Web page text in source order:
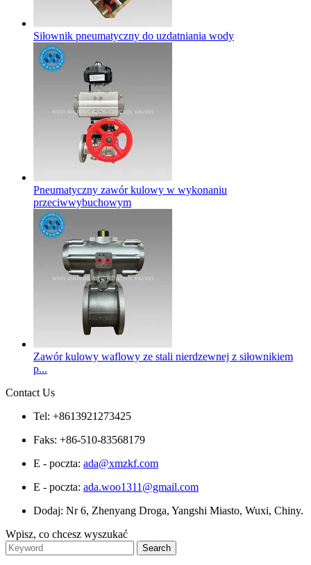
Siłownik pneumatyczny do uzdatniania wody
Pneumatyczny zawór kulowy w wykonaniu
przeciwwybuchowym
Zawór kulowy waflowy ze stali nierdzewnej z siłownikiem
p...
Contact Us
Tel: +8613921273425
Faks: +86-510-83568179
E - poczta: ada@xmzkf.com
E - poczta: ada.woo1311@gmail.com
Dodaj: Nr 6, Zhenyang Droga, Yangshi Miasto, Wuxi, Chiny.
Wpisz, co chcesz wyszukać